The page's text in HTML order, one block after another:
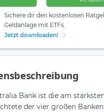
Sichere dir den kostenlosen
Geldanlage mit ETFs.
Jetzt downloaden!
Bank ist die am
der vier großen